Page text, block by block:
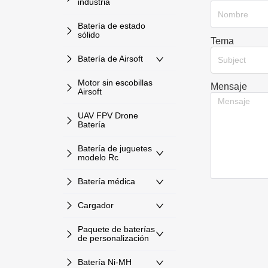
Batería de estado
sólido
Batería de Airsoft
Motor sin escobillas
Airsoft
UAV FPV Drone
Batería
Batería de juguetes
modelo Rc
Batería médica
Cargador
Paquete de baterías
de personalización
Batería Ni-MH
Tema
Subject
Mensaje